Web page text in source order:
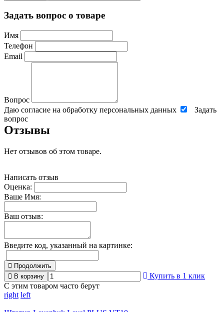
Задать вопрос о товаре
Имя
Телефон
Email
Вопрос
Даю согласие на обработку персональных данных
Задать
вопрос
Отзывы
Нет отзывов об этом товаре.
Написать отзыв
Оценка:
Ваше Имя:
Ваш отзыв:
Введите код, указанный на картинке:
Продолжить
В корзину
Купить в 1 клик
С этим товаром часто берут
right left